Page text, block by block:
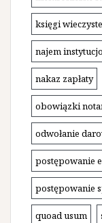
księgi wieczyste
najem
nakaz zapłaty
obowiązki
odwołanie
postępowanie
postępowanie
quoad usum